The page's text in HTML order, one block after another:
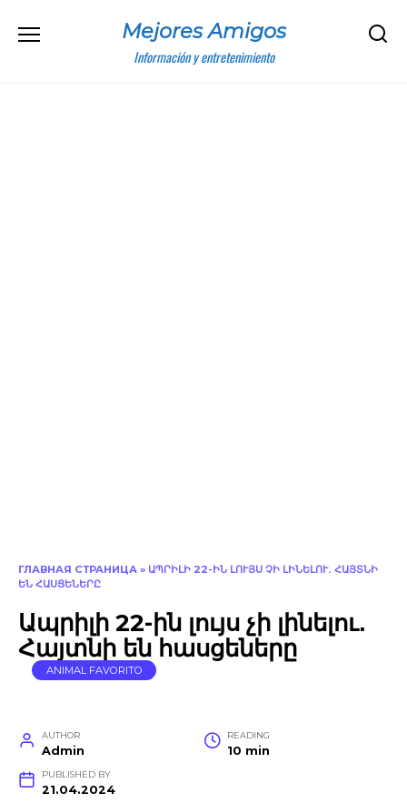
Mejores Amigos
Información y entretenimiento
ГЛАВНАЯ СТРАНИЦА » ԱՊՐԻԼԻ 22-ԻՆ ԼՈՒՅՍ ՉԻ ԼԻՆԵԼՈՒ․ ՀԱՅՏՆԻ
ԵՆ ՀԱՍՑԵՆԵՐԸ
Ապրիլի 22-ին լույս չի լինելու․
Հայտնի են հասցեները
ANIMAL FAVORITO
AUTHOR
Admin
READING
10 min
PUBLISHED BY
21.04.2024